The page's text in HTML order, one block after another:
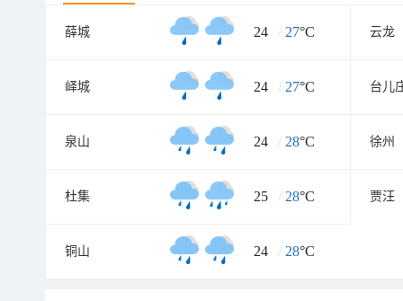
薛城 24 / 27°C 云龙
峄城 24 / 27°C 台儿
泉山 24 / 28°C 徐州
杜集 25 / 28°C 贾汪
铜山 24 / 28°C